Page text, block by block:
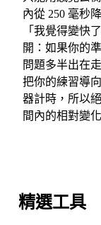
內從 250 毫秒
「我覺得變快
開：如果你的
問題多半出在
把你的練習導
器計時，所以
間內的相對變
精選工具